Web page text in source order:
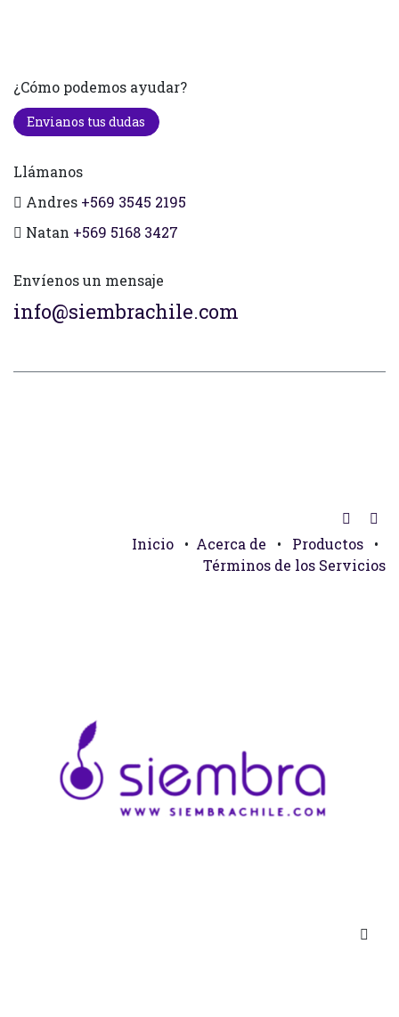
¿Cómo podemos ayudar?
Envianos tus dudas
Llámanos
Andres +569 3545 2195
Natan +569 5168 3427
Envíenos un mensaje
info@siembrachile.com
Inicio • Acerca de • Productos
•
Términos de los Servicios